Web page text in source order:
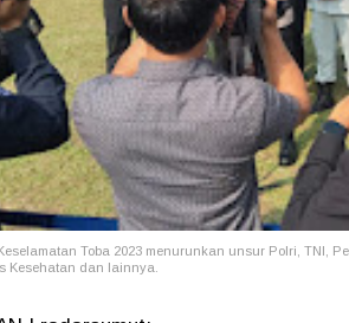
Toba 2023 menurunkan unsur Polri, TNI,
Kesehatan dan lainnya.